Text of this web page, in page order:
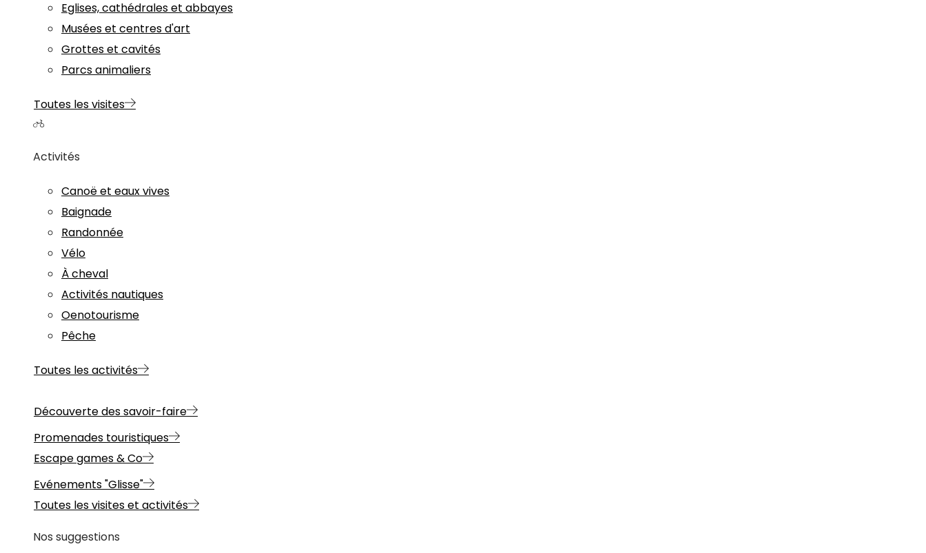
Eglises, cathédrales et abbayes
Musées et centres d'art
Grottes et cavités
Parcs animaliers
Toutes les visites
Activités
Canoë et eaux vives
Baignade
Randonnée
Vélo
À cheval
Activités nautiques
Oenotourisme
Pêche
Toutes les activités
Découverte des savoir-faire
Promenades touristiques
Escape games & Co
Evénements "Glisse"
Toutes les visites et activités
Nos suggestions